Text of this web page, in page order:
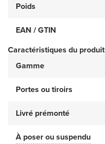
Poids
EAN / GTIN
Caractéristiques du produit
Gamme
Portes ou tiroirs
Livré prémonté
À poser ou suspendu